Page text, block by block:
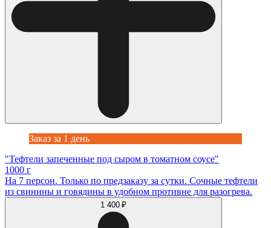
Заказ за 1 день
"Тефтели запеченные под сыром в томатном соусе"
1000 г
На 7 персон. Только по предзаказу за сутки. Сочные тефтели
из свинины и говядины в удобном противне для разогрева.
1 400 ₽